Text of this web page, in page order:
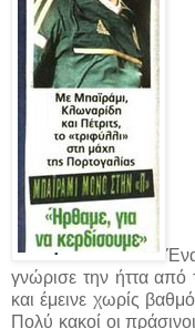
γνώρισε την ήττα από
και έμεινε χωρίς
Πολύ κακοί οι